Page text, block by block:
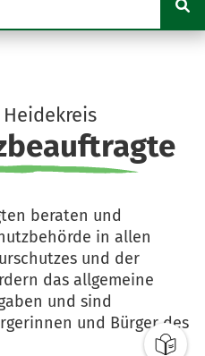
beraten und
in allen
und der
das allgemeine
und sind
und Bürger des